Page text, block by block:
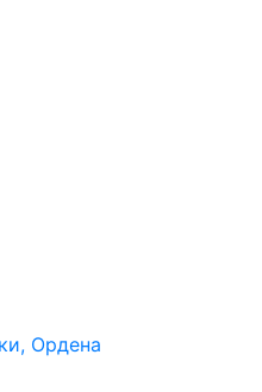
Ордена